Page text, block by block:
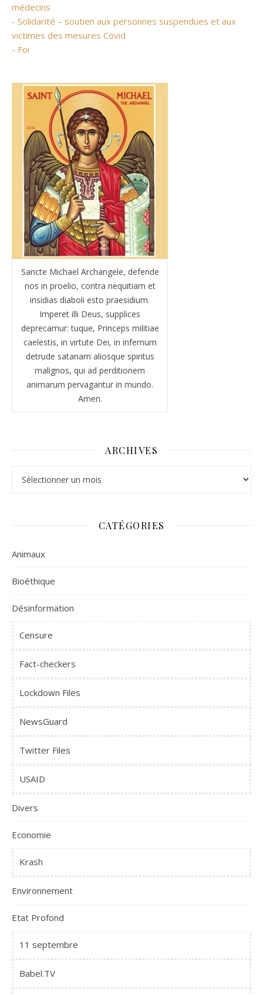
médecins
- Solidarité – soutien aux personnes suspendues et aux
victimes des mesures Covid
- Foi
Sancte Michael Archangele, defende
nos in proelio, contra nequitiam et
insidias diaboli esto praesidium.
Imperet illi Deus, supplices
deprecamur: tuque, Princeps militiae
caelestis, in virtute Dei, in infernum
detrude satanam aliosque spiritus
malignos, qui ad perditionem
animarum pervagantur in mundo.
Amen.
ARCHIVES
CATÉGORIES
Animaux
Bioéthique
Désinformation
Censure
Fact-checkers
Lockdown Files
NewsGuard
Twitter Files
USAID
Divers
Economie
Krash
Environnement
Etat Profond
11 septembre
Babel.TV